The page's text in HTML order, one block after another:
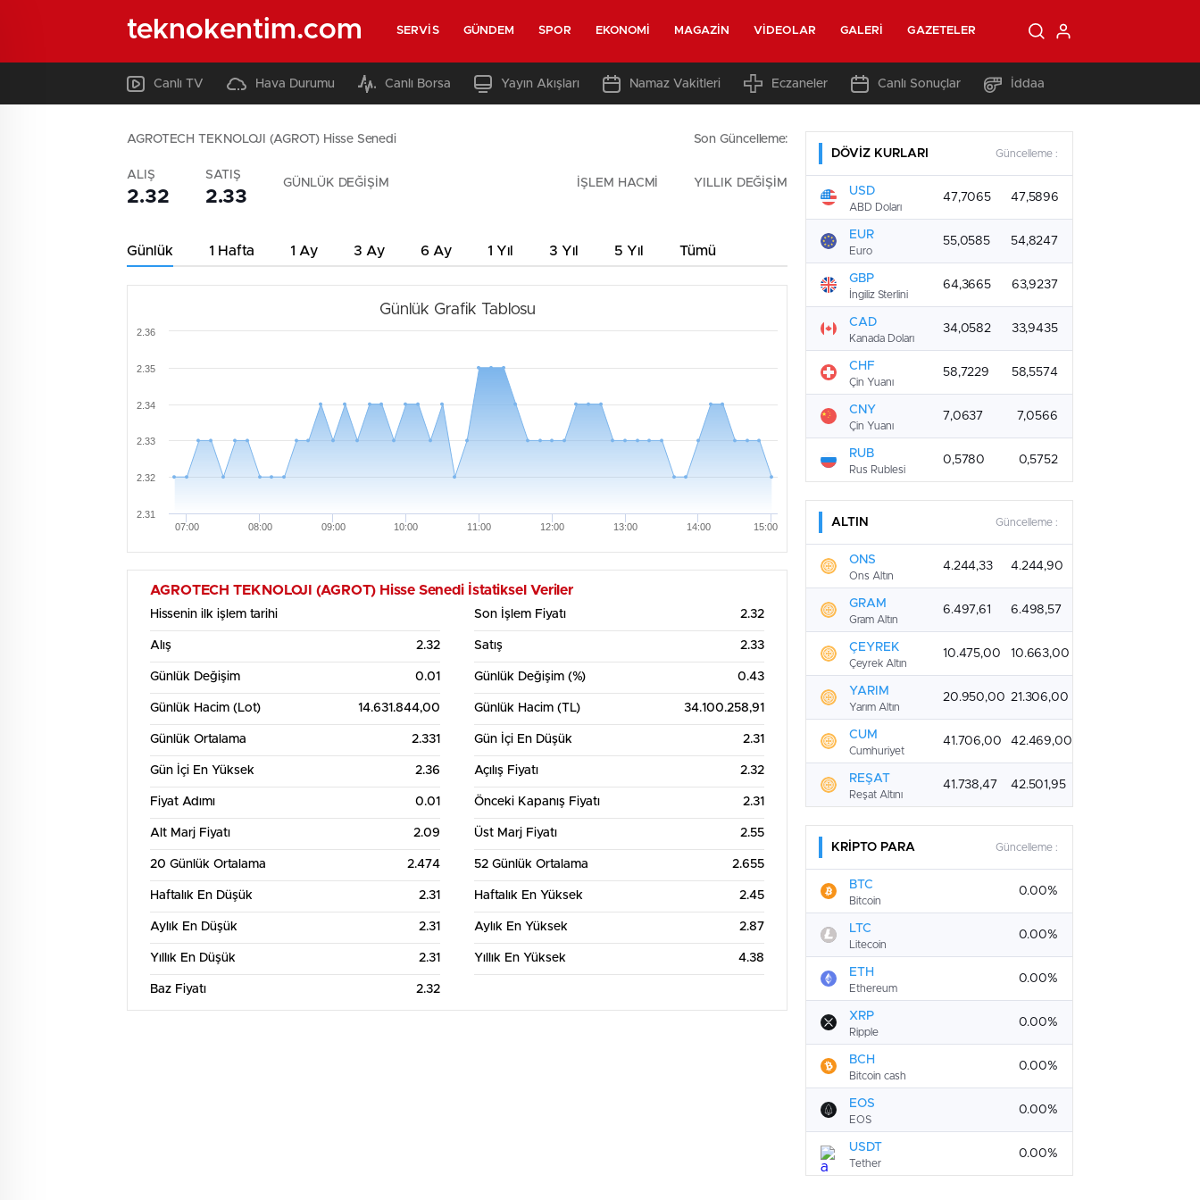
teknokentim.com SERVIS GÜNDEM SPOR EKONOMI MAGAZIN VIDEOLAR GALERI GAZETELER
Canlı TV Hava Durumu Canlı Borsa Yayın Akışları Namaz Vakitleri Eczaneler Canlı Sonuçlar İddaa
AGROTECH TEKNOLOJI (AGROT) Hisse Senedi Son Güncelleme:
ALIŞ
2.32
SATIŞ
2.33
GÜNLÜK DEĞİŞİM İŞLEM HACMİ YILLIK DEĞİŞİM
Günlük 1 Hafta 1 Ay 3 Ay 6 Ay 1 Yıl 3 Yıl 5 Yıl Tümü
Günlük Grafik Tablosu
07:00 08:00 09:00 10:00 11:00 12:00 13:00 14:00 15:00
2.31
2.32
2.33
2.34
2.35
2.36
AGROTECH TEKNOLOJI (AGROT) Hisse Senedi İstatiksel Veriler
Hissenin ilk işlem tarihi Son İşlem Fiyatı 2.32
Alış 2.32 Satış 2.33
Günlük Değişim 0.01 Günlük Değişim (%) 0.43
Günlük Hacim (Lot) 14.631.844,00 Günlük Hacim (TL) 34.100.258,91
Günlük Ortalama 2.331 Gün İçi En Düşük 2.31
Gün İçi En Yüksek 2.36 Açılış Fiyatı 2.32
Fiyat Adımı 0.01 Önceki Kapanış Fiyatı 2.31
Alt Marj Fiyatı 2.09 Üst Marj Fiyatı 2.55
20 Günlük Ortalama 2.474 52 Günlük Ortalama 2.655
Haftalık En Düşük 2.31 Haftalık En Yüksek 2.45
Aylık En Düşük 2.31 Aylık En Yüksek 2.87
Yıllık En Düşük 2.31 Yıllık En Yüksek 4.38
Baz Fiyatı 2.32
DÖVİZ KURLARI Güncelleme :
USD
ABD Doları
47,7065 47,5896
EUR
Euro
55,0585 54,8247
GBP
İngiliz Sterlini
64,3665 63,9237
CAD
Kanada Doları
34,0582 33,9435
CHF
Çin Yuanı
58,7229 58,5574
CNY
Çin Yuanı
7,0637 7,0566
RUB
Rus Rublesi
0,5780 0,5752
ALTIN Güncelleme :
ONS
Ons Altın
4.244,33 4.244,90
GRAM
Gram Altın
6.497,61 6.498,57
ÇEYREK
Çeyrek Altın
10.475,00 10.663,00
YARIM
Yarım Altın
20.950,00 21.306,00
CUM
Cumhuriyet
41.706,00 42.469,00
REŞAT
Reşat Altını
41.738,47 42.501,95
KRİPTO PARA Güncelleme :
BTC
Bitcoin
0.00%
LTC
Litecoin
0.00%
ETH
Ethereum
0.00%
XRP
Ripple
0.00%
BCH
Bitcoin cash
0.00%
EOS
EOS
0.00%
USDT
Tether
0.00%